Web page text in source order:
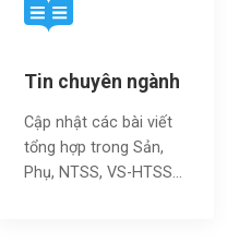
Tin chuyên ngành
Cập nhật các bài viết
tổng hợp trong Sản,
Phụ, NTSS, VS-HTSS...